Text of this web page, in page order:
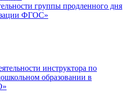
группы продленного дня
ФГОС»